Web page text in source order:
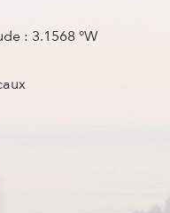
: 3.1568 °W